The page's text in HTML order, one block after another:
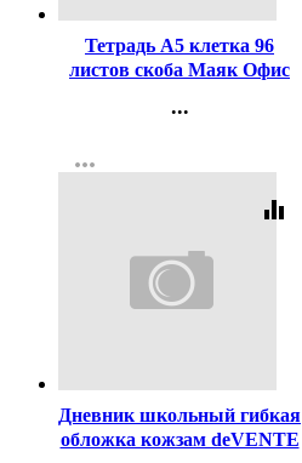
Тетрадь А5 клетка 96
листов скоба Маяк Офис
...
Регистрация
more_horiz
equalizer
Дневник школьный гибкая
обложка кожзам deVENTE